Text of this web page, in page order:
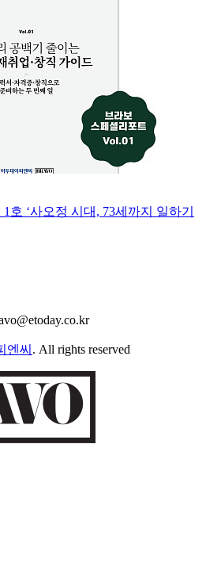
호 ‘사오정 시대, 73세까지 일하기
엔씨 . All rights reserved